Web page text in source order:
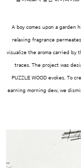
A boy comes upon a garden
relaxing fragrance
visualize the aroma carried by
traces. The project was
PUZZLE WOOD evokes. To
earning morning dew, we